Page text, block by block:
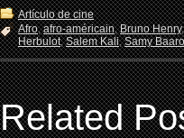
Artículo de cine
Afro,afro-américain,Bruno Henry
Herbulot,Salem Kali,Samy
Related